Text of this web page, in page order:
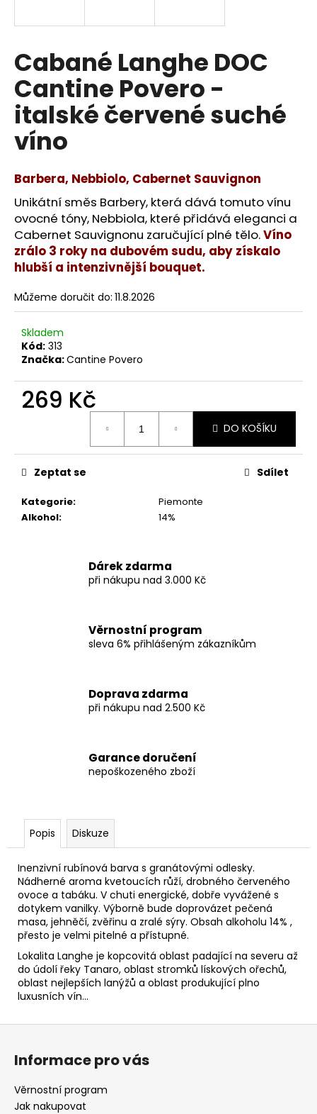
Cabané Langhe DOC
Cantine Povero -
italské červené suché
víno
Barbera, Nebbiolo, Cabernet Sauvignon
Unikátní směs Barbery, která dává tomuto vínu
ovocné tóny, Nebbiola, které přidává eleganci a
Cabernet Sauvignonu zaručující plné tělo.Víno
zrálo 3 roky na dubovém sudu, aby získalo
hlubší a intenzivnější bouquet.
Můžeme doručit do: 11.8.2026
Skladem
Kód: 313
Značka:Cantine Povero
269 Kč
DO KOŠÍKU
Kategorie:
Piemonte
Alkohol: 14%
Zeptat se Sdílet
Dárek zdarma
při nákupu nad 3.000 Kč
Věrnostní program
sleva 6% přihlášeným zákazníkům
Doprava zdarma
při nákupu nad 2.500 Kč
Garance doručení
nepoškozeného zboží
Popis Diskuze
Inenzivní rubínová barva s granátovými odlesky.
Nádherné aroma kvetoucích růží, drobného červeného
ovoce a tabáku. V chuti energické, dobře vyvážené s
dotykem vanilky. Výborně bude doprovázet pečená
masa, jehněčí, zvěřinu a zralé sýry. Obsah alkoholu 14% ,
přesto je velmi pitelné a přístupné.
Lokalita Langhe je kopcovitá oblast padající na severu až
do údolí řeky Tanaro, oblast stromků lískových ořechů,
oblast nejlepších lanýžů a oblast produkující plno
luxusních vín...
í
t
?
D
o
p
o
r
u
u
e
m
AIGUASALS
MONTSANT
ŠPANĚLSKÉ
ČERVENÉ
Z
Informace pro vás
Věrnostní program
Jak nakupovat